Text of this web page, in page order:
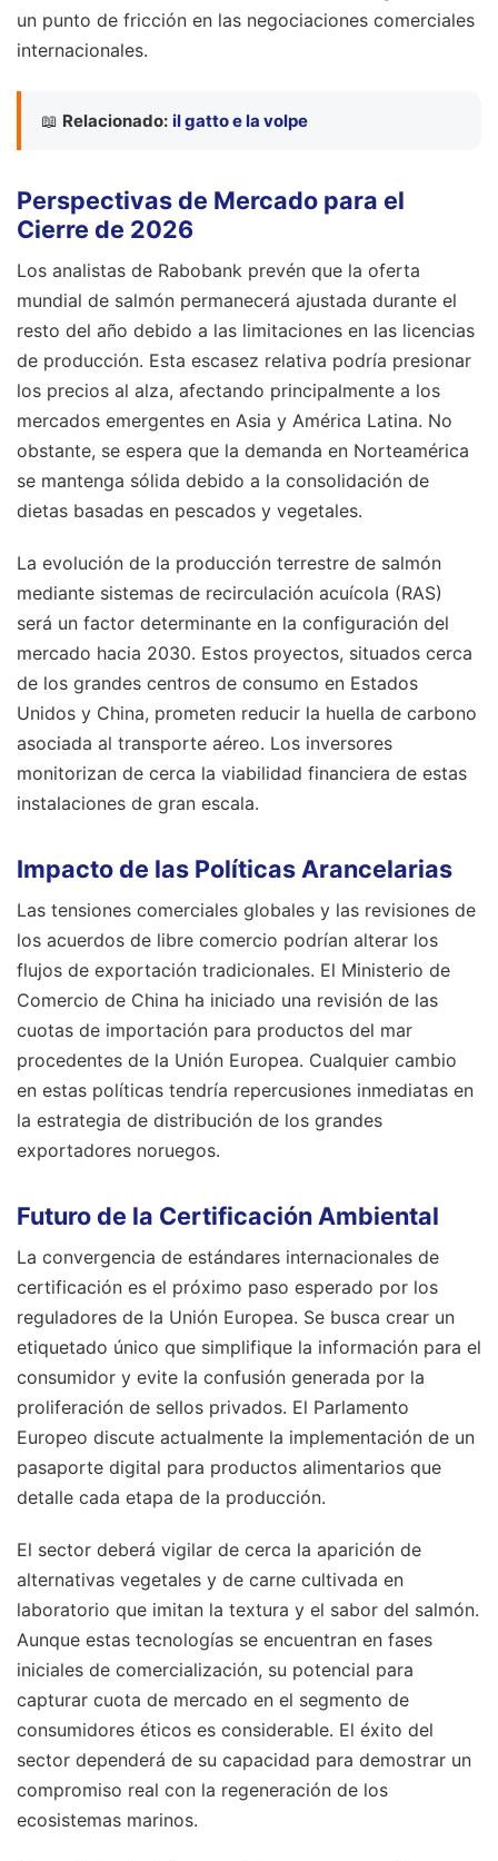
un punto de fricción en las negociaciones comerciales
internacionales.
📖 Relacionado: il gatto e la volpe
Perspectivas de Mercado para el
Cierre de 2026
Los analistas de Rabobank prevén que la oferta
mundial de salmón permanecerá ajustada durante el
resto del año debido a las limitaciones en las licencias
de producción. Esta escasez relativa podría presionar
los precios al alza, afectando principalmente a los
mercados emergentes en Asia y América Latina. No
obstante, se espera que la demanda en Norteamérica
se mantenga sólida debido a la consolidación de
dietas basadas en pescados y vegetales.
La evolución de la producción terrestre de salmón
mediante sistemas de recirculación acuícola (RAS)
será un factor determinante en la configuración del
mercado hacia 2030. Estos proyectos, situados cerca
de los grandes centros de consumo en Estados
Unidos y China, prometen reducir la huella de carbono
asociada al transporte aéreo. Los inversores
monitorizan de cerca la viabilidad financiera de estas
instalaciones de gran escala.
Impacto de las Políticas Arancelarias
Las tensiones comerciales globales y las revisiones de
los acuerdos de libre comercio podrían alterar los
flujos de exportación tradicionales. El Ministerio de
Comercio de China ha iniciado una revisión de las
cuotas de importación para productos del mar
procedentes de la Unión Europea. Cualquier cambio
en estas políticas tendría repercusiones inmediatas en
la estrategia de distribución de los grandes
exportadores noruegos.
Futuro de la Certificación Ambiental
La convergencia de estándares internacionales de
certificación es el próximo paso esperado por los
reguladores de la Unión Europea. Se busca crear un
etiquetado único que simplifique la información para el
consumidor y evite la confusión generada por la
proliferación de sellos privados. El Parlamento
Europeo discute actualmente la implementación de un
pasaporte digital para productos alimentarios que
detalle cada etapa de la producción.
El sector deberá vigilar de cerca la aparición de
alternativas vegetales y de carne cultivada en
laboratorio que imitan la textura y el sabor del salmón.
Aunque estas tecnologías se encuentran en fases
iniciales de comercialización, su potencial para
capturar cuota de mercado en el segmento de
consumidores éticos es considerable. El éxito del
sector dependerá de su capacidad para demostrar un
compromiso real con la regeneración de los
ecosistemas marinos.